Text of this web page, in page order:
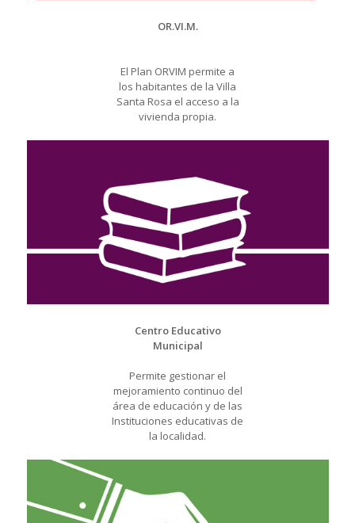
OR.VI.M.
El Plan ORVIM permite a
los habitantes de la Villa
Santa Rosa el acceso a la
vivienda propia.
Centro Educativo
Municipal
Permite gestionar el
mejoramiento continuo del
área de educación y de las
Instituciones educativas de
la localidad.